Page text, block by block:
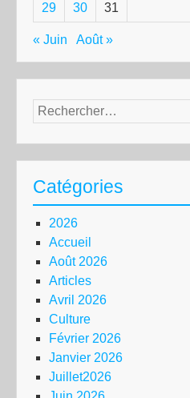
29 30 31
« Juin Août »
Rechercher :
Catégories
2026
Accueil
Août 2026
Articles
Avril 2026
Culture
Février 2026
Janvier 2026
Juillet2026